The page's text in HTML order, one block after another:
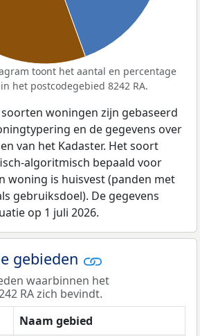
toont het aantal en percentage
het postcodegebied 8242 RA.
woningen zijn gebaseerd
en de gegevens over
van het Kadaster. Het soort
algoritmisch bepaald voor
woning is huisvest (panden met
gebruiksdoel). De gegevens
op 1 juli 2026.
gebieden
waarbinnen het
RA zich bevindt.
Naam gebied